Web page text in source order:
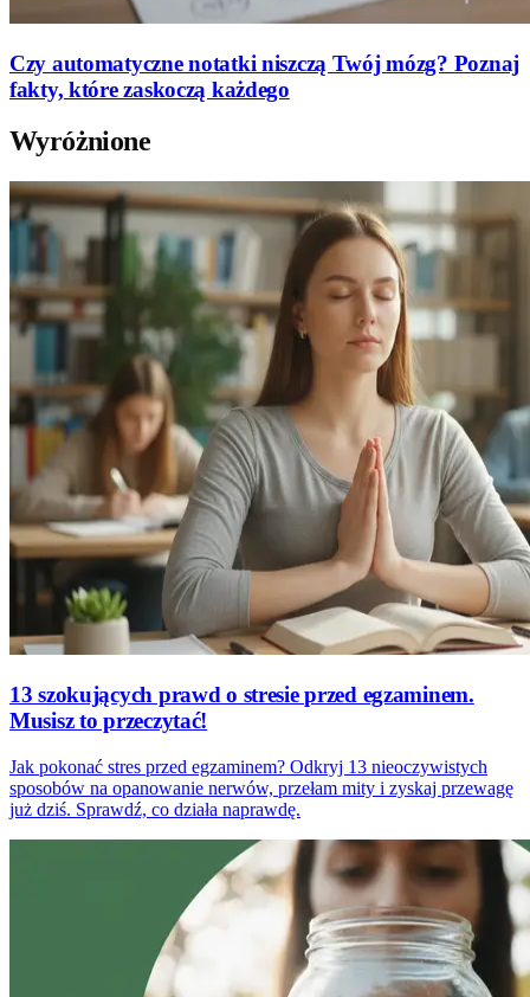
Czy automatyczne notatki niszczą Twój mózg? Poznaj
fakty, które zaskoczą każdego
Wyróżnione
13 szokujących prawd o stresie przed egzaminem.
Musisz to przeczytać!
Jak pokonać stres przed egzaminem? Odkryj 13 nieoczywistych
sposobów na opanowanie nerwów, przełam mity i zyskaj przewagę
już dziś. Sprawdź, co działa naprawdę.